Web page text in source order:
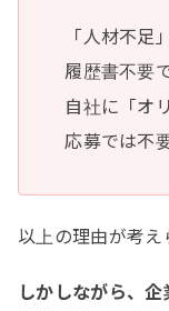
「人材不足
履歴書不要
自社に「オ
応募では不
以上の理由が考え
しかしながら、